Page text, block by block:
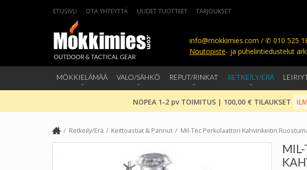
ETUSIVU OTA YHTEYTTÄ UUDET TUOTTEET TARJOUKSET
info@mokkimies.com / ✆ 010 525
Noutopiste- ja puhelintiedustelut
MÖKKIELÄMÄÄ VALO/SÄHKÖ REPUT/RINKAT RETKEILY/ERÄ
NOPEA 1-2 pv TOIMITUS | 100,00 € TILAUKSET
Retkeily/Erä Keittoastiat & Pannut Mil-Tec Perkolaattori Kahvinkeitin